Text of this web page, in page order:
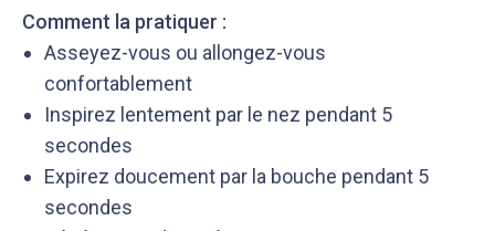
Comment la pratiquer :
Asseyez-vous ou allongez-vous
confortablement
Inspirez lentement par le nez pendant 5
secondes
Expirez doucement par la bouche pendant 5
secondes